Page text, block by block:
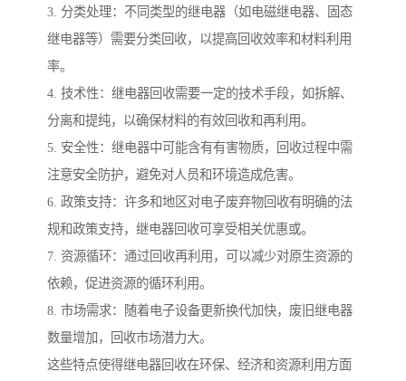
3. 分类处理：不同类型的继电器（如电磁继电器、固态
继电器等）需要分类回收，以提高回收效率和材料利用
率。
4. 技术性：继电器回收需要一定的技术手段，如拆解、
分离和提纯，以确保材料的有效回收和再利用。
5. 安全性：继电器中可能含有有害物质，回收过程中需
注意安全防护，避免对人员和环境造成危害。
6. 政策支持：许多和地区对电子废弃物回收有明确的法
规和政策支持，继电器回收可享受相关优惠或。
7. 资源循环：通过回收再利用，可以减少对原生资源的
依赖，促进资源的循环利用。
8. 市场需求：随着电子设备更新换代加快，废旧继电器
数量增加，回收市场潜力大。
这些特点使得继电器回收在环保、经济和资源利用方面